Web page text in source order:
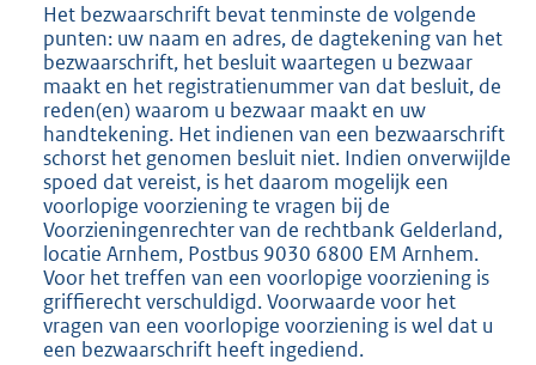
Het bezwaarschrift bevat tenminste de volgende
punten: uw naam en adres, de dagtekening van het
bezwaarschrift, het besluit waartegen u bezwaar
maakt en het registratienummer van dat besluit, de
reden(en) waarom u bezwaar maakt en uw
handtekening. Het indienen van een bezwaarschrift
schorst het genomen besluit niet. Indien onverwijlde
spoed dat vereist, is het daarom mogelijk een
voorlopige voorziening te vragen bij de
Voorzieningenrechter van de rechtbank Gelderland,
locatie Arnhem, Postbus 9030 6800 EM Arnhem.
Voor het treffen van een voorlopige voorziening is
griffierecht verschuldigd. Voorwaarde voor het
vragen van een voorlopige voorziening is wel dat u
een bezwaarschrift heeft ingediend.